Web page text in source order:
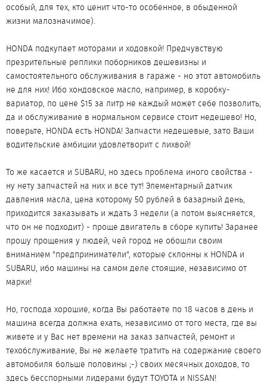
особый, для тех, кто ценит что-то особенное, в обыденной
жизни малозначимое).
HONDA подкупает моторами и ходовкой! Предчувствую
презрительные реплики поборников дешевизны и
самостоятельного обслуживания в гараже - но этот автомобиль
не для них! Ибо хондовское масло, например, в коробку-
вариатор, по цене $15 за литр не каждый может себе позволить,
да и обслуживание в нормальном сервисе стоит недешево! Но,
поверьте, HONDA есть HONDA! Запчасти недешевые, зато Ваши
водительские амбиции удовлетворит с лихвой!
То же касается и SUBARU, но здесь проблема иного свойства -
ну нету запчастей на них и все тут! Элементарный датчик
давления масла, цена которому 50 рублей в базарный день,
приходится заказывать и ждать 3 недели (а потом выясняется,
что он не подходит) - проще двигатель в сборе купить! Заранее
прошу прощения у людей, чей город не обошли своим
вниманием "предприниматели", которые склонны к HONDA и
SUBARU, ибо машины на самом деле стоящие, независимо от
марки!
Но, господа хорошие, когда Вы работаете по 18 часов в день и
машина всегда должна ехать, независимо от того места, где вы
живете и у Вас нет времени на заказ запчастей, ремонт и
техобслуживание, Вы не желаете тратить на содержание своего
автомобиля больше половины ;-) своих месячных доходов, то
здесь бесспорными лидерами будут TOYOTA и NISSAN!